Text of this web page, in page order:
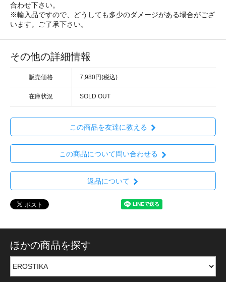
合わせ下さい。
※輸入品ですので、どうしても多少のダメージがある場合がござ
います。ご了承下さい。
その他の詳細情報
販売価格 7,980円(税込)
在庫状況 SOLD OUT
この商品を友達に教える
この商品について問い合わせる
返品について
ほかの商品を探す